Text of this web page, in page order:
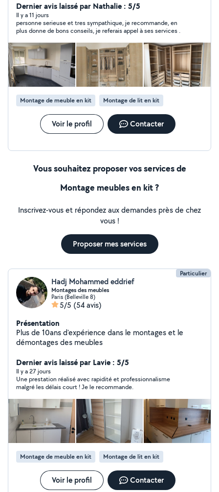
Décoration intérieur (fixation d'étagère, tableau, miroir
etc...) -Électricité (installation de luminaire, prise,
interrupteur etc...) -Plomberie (tuyauterie PVC,
robinetterie, vasque etc...) -Peinture et pose de papier
peint - Pose de carrelage - Jardinage ( nettoyage de
terrasse, pose et construction de terrasse en bois ou
en PVC..) -Tout autre travaux (j'étudie toutes les
demandes). Tarif: Sur devis Carmen et Reda
Brico&déco
Dernier avis laissé par Nathalie : 5/5
Il y a 11 jours
personne serieuse et tres sympathique, je recommande, en
plus donne de bons conseils, je referais appel à ses services .
Montage de meuble en kit Montage de lit en kit
Voir le profil Contacter
Vous souhaitez proposer vos services de
Montage meubles en kit ?
Inscrivez-vous et répondez aux demandes près de chez
vous !
Proposer mes services
Particulier
Hadj Mohammed eddrief
Montages des meubles
Paris (Belleville 8)
5/5 (54 avis)
Présentation
Plus de 10ans d'expérience dans le montages et le
démontages des meubles
Dernier avis laissé par Lavie : 5/5
Il y a 27 jours
Une prestation réalisé avec rapidité et professionnalisme
malgré les délais court ! Je le recommande.
Montage de meuble en kit Montage de lit en kit
Voir le profil Contacter